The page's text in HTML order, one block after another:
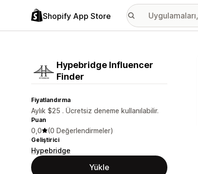
Shopify App Store
Hypebridge Influencer
Finder
Fiyatlandırma
Aylık $25 . Ücretsiz deneme kullanılabilir.
Puan
0,0 (0 Değerlendirmeler)
Geliştirici
Hypebridge
Yükle